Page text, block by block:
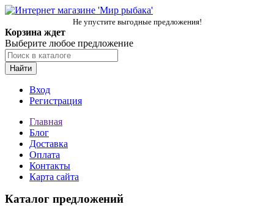
Не упустите выгодные предложения!
Корзина ждет
Выберите любое предложение
Найти
Вход
Регистрация
Главная
Блог
Доставка
Оплата
Контакты
Карта сайта
Каталог предложений